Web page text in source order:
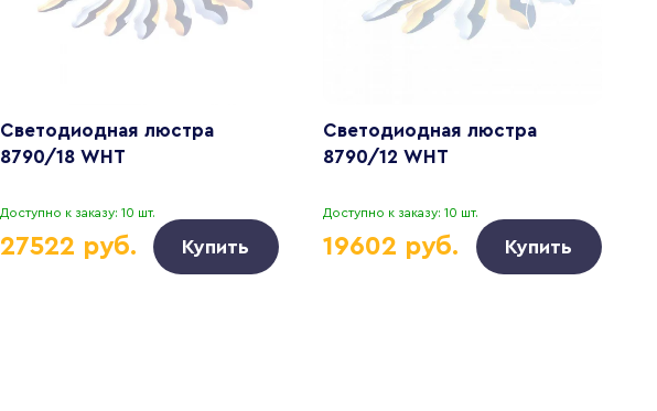
Светодиодная люстра
8790/18 WHT
Доступно к заказу: 10 шт.
27522 руб. Купить
Светодиодная люстра
8790/12 WHT
Доступно к заказу: 10 шт.
19602 руб. Купить